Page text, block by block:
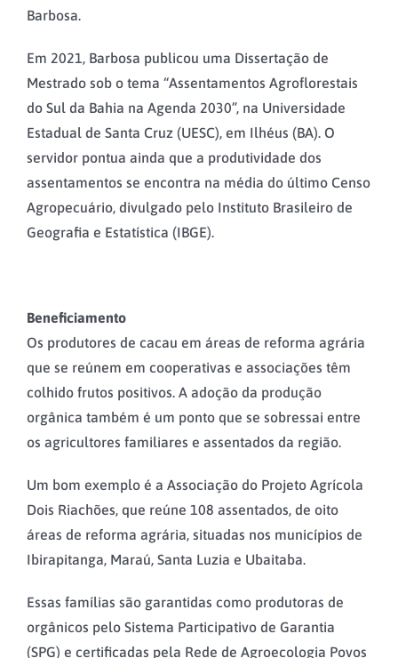
Barbosa.
Em 2021, Barbosa publicou uma Dissertação de
Mestrado sob o tema “Assentamentos Agroflorestais
do Sul da Bahia na Agenda 2030”, na Universidade
Estadual de Santa Cruz (UESC), em Ilhéus (BA). O
servidor pontua ainda que a produtividade dos
assentamentos se encontra na média do último Censo
Agropecuário, divulgado pelo Instituto Brasileiro de
Geografia e Estatística (IBGE).
Beneficiamento
Os produtores de cacau em áreas de reforma agrária
que se reúnem em cooperativas e associações têm
colhido frutos positivos. A adoção da produção
orgânica também é um ponto que se sobressai entre
os agricultores familiares e assentados da região.
Um bom exemplo é a Associação do Projeto Agrícola
Dois Riachões, que reúne 108 assentados, de oito
áreas de reforma agrária, situadas nos municípios de
Ibirapitanga, Maraú, Santa Luzia e Ubaitaba.
Essas famílias são garantidas como produtoras de
orgânicos pelo Sistema Participativo de Garantia
(SPG) e certificadas pela Rede de Agroecologia Povos